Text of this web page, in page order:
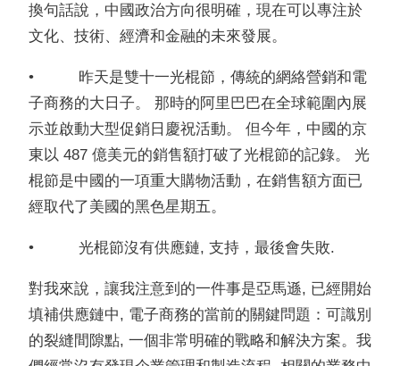
換句話說，中國政治方向很明確，現在可以專注於
文化、技術、經濟和金融的未來發展。
• 昨天是雙十一光棍節，傳統的網絡營銷和電
子商務的大日子。 那時的阿里巴巴在全球範圍內展
示並啟動大型促銷日慶祝活動。 但今年，中國的京
東以 487 億美元的銷售額打破了光棍節的記錄。 光
棍節是中國的一項重大購物活動，在銷售額方面已
經取代了美國的黑色星期五。
• 光棍節沒有供應鏈, 支持，最後會失敗.
對我來說，讓我注意到的一件事是亞馬遜, 已經開始
填補供應鏈中, 電子商務的當前的關鍵問題：可識別
的裂縫間隙點, 一個非常明確的戰略和解決方案。我